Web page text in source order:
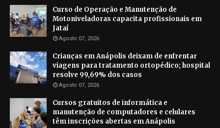
Curso de Operação e Manutenção de
Motoniveladoras capacita profissionais em
Jataí
Agosto 07, 2026
Crianças em Anápolis deixam de enfrentar
viagens para tratamento ortopédico; hospital
resolve 99,69% dos casos
Agosto 07, 2026
Cursos gratuitos de informática e
manutenção de computadores e celulares
têm inscrições abertas em Anápolis